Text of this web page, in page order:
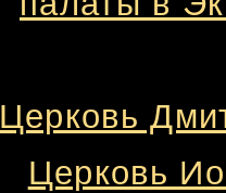
Церковь
Церковь